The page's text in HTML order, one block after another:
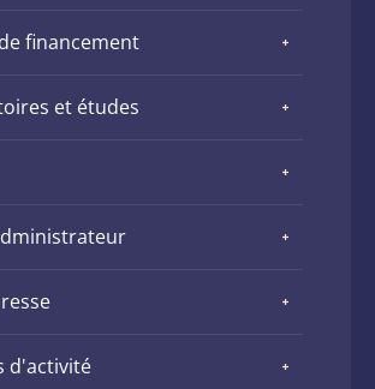
financement
et études
d'activité